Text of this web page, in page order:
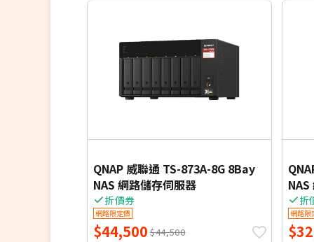
QNAP 威聯通 TS-873A-8G 8Bay
NAS 網路儲存伺服器
折價券
網路限定價
$44,500 $44,500
折
網路限